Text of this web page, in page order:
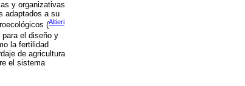
y organizativas
adaptados a su
(Altieri
el diseño y
la fertilidad
de agricultura
el sistema